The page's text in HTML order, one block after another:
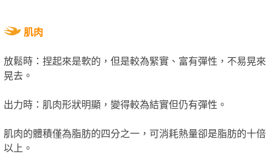
肌肉
放鬆時：捏起來是軟的，但是較為緊實、富有彈性，不易晃來
晃去。
出力時：肌肉形狀明顯，變得較為結實但仍有彈性。
肌肉的體積僅為脂肪的四分之一，可消耗熱量卻是脂肪的十倍
以上。